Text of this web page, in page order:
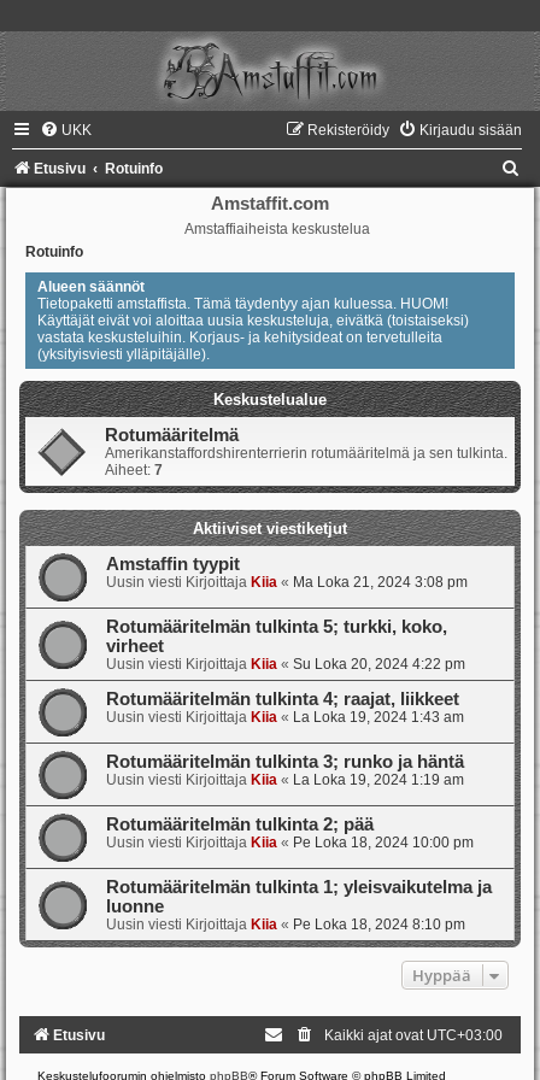
UKK Kirjaudu sisään
Rekisteröidy
Etusivu Rotuinfo
Amstaffit.com
Amstaffiaiheista keskustelua
Rotuinfo
Alueen säännöt
Tietopaketti amstaffista. Tämä täydentyy ajan kuluessa. HUOM!
Käyttäjät eivät voi aloittaa uusia keskusteluja, eivätkä (toistaiseksi)
vastata keskusteluihin. Korjaus- ja kehitysideat on tervetulleita
(yksityisviesti ylläpitäjälle).
Keskustelualue
Rotumääritelmä
Amerikanstaffordshirenterrierin rotumääritelmä ja sen tulkinta.
Aiheet: 7
Aktiiviset viestiketjut
Amstaffin tyypit
Uusin viesti Kirjoittaja Kiia « Ma Loka 21, 2024 3:08 pm
Rotumääritelmän tulkinta 5; turkki, koko,
virheet
Uusin viesti Kirjoittaja Kiia « Su Loka 20, 2024 4:22 pm
Rotumääritelmän tulkinta 4; raajat, liikkeet
Uusin viesti Kirjoittaja Kiia « La Loka 19, 2024 1:43 am
Rotumääritelmän tulkinta 3; runko ja häntä
Uusin viesti Kirjoittaja Kiia « La Loka 19, 2024 1:19 am
Rotumääritelmän tulkinta 2; pää
Uusin viesti Kirjoittaja Kiia « Pe Loka 18, 2024 10:00 pm
Rotumääritelmän tulkinta 1; yleisvaikutelma ja
luonne
Uusin viesti Kirjoittaja Kiia « Pe Loka 18, 2024 8:10 pm
Hyppää
Etusivu Kaikki ajat ovat UTC+03:00
Keskustelufoorumin ohjelmisto phpBB® Forum Software © phpBB Limited